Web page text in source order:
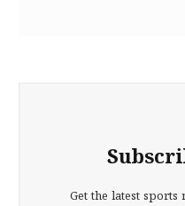
Get the latest sports